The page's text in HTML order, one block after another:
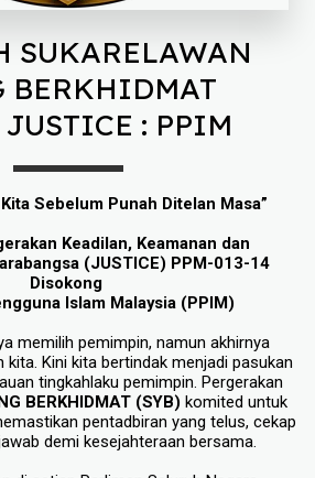
SUKARELAWAN
BERKHIDMAT
​JUSTICE : PPIM
Sebelum Punah Ditelan Masa”
Keadilan, Keamanan dan
(JUSTICE) PPM-013-14
Disokong
Islam Malaysia (PPIM)
memilih pemimpin, namun akhirnya
kita. Kini kita bertindak menjadi pasukan
tingkahlaku pemimpin. Pergerakan
BERKHIDMAT (SYB) komited untuk
pentadbiran yang telus, cekap
demi kesejahteraan bersama.